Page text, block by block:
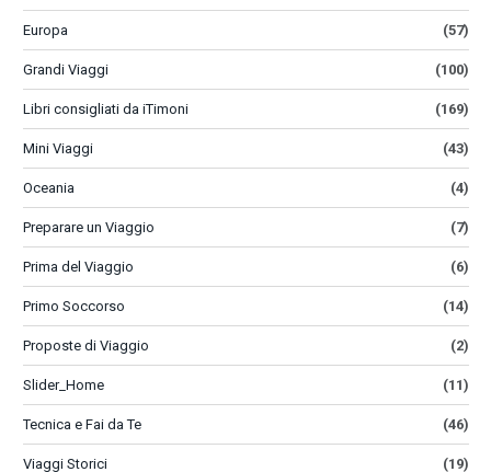
Europa (57)
Grandi Viaggi (100)
Libri consigliati da iTimoni (169)
Mini Viaggi (43)
Oceania (4)
Preparare un Viaggio (7)
Prima del Viaggio (6)
Primo Soccorso (14)
Proposte di Viaggio (2)
Slider_Home (11)
Tecnica e Fai da Te (46)
Viaggi Storici (19)